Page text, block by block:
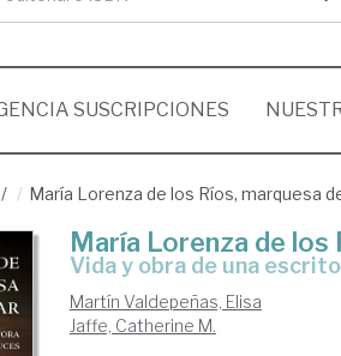
SUSCRIPCIONES
/ María Lorenza de los Ríos, marquesa
María Lorenza de los
vida y obra de una
Martín Valdepeñas, Elisa
Jaffe, Catherine M.